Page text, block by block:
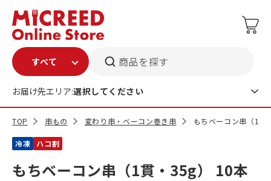
商品を探す
お届け先エリア:選択してください
TOP 串もの 変わり串・ベーコン巻き串 もちベーコン串（1貫
冷凍 ハコ割
もちベーコン串（1貫・35g） 10本